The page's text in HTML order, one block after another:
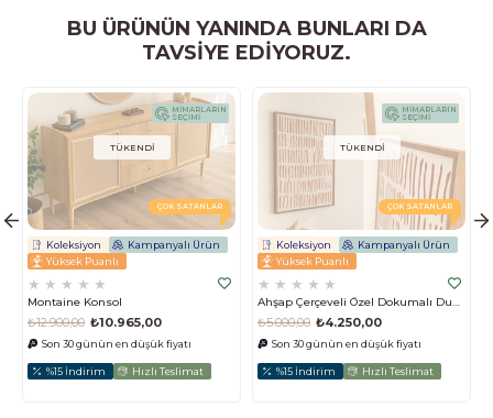
BU ÜRÜNÜN YANINDA BUNLARI DA
TAVSIYE EDIYORUZ.
TÜKENDI
Koleksiyon
Kampanyalı Ürün
Yüksek Puanlı
★ ★ ★ ★ ★
Montaine Konsol
₺10.965,00
₺12.900,00
Son 30 günün en düşük fiyatı
%15 İndirim Hızlı Teslimat
ÇOK SATANLAR
MİMARLARIN
SEÇİMİ
TÜKENDI
Koleksiyon
Kampanyalı Ürün
Yüksek Puanlı
★ ★ ★ ★ ★
Ahşap Çerçeveli Özel Dokumalı Duvar Tablosu
₺4.250,00
₺5.000,00
Son 30 günün en düşük fiyatı
%15 İndirim Hızlı Teslimat
ÇOK SATANLAR
MİMARLARIN
SEÇİMİ